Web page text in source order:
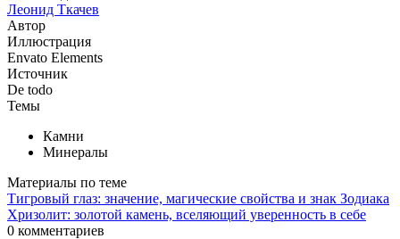
Леонид Ткачев
Автор
Иллюстрация
Envato Elements
Источник
De todo
Темы
Камни
Минералы
Материалы по теме
Тигровый глаз: значение, магические свойства и знак Зодиака
Хризолит: золотой камень, вселяющий уверенность в себе
0 комментариев